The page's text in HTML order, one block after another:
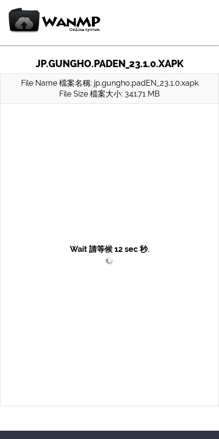
JP.GUNGHO.PADEN_23.1.0.XAPK
File Name 檔案名稱: jp.gungho.padEN_23.1.0.xapk
File Size 檔案大小: 341.71 MB
Wait 請等候 12sec 秒.